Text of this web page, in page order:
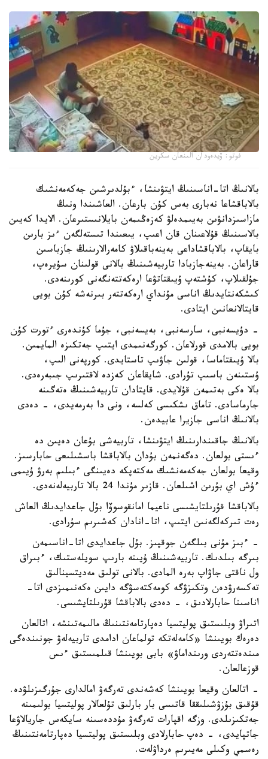
فوتو: ۆيدەودان الىنعان سكرين
بالانىڭ اتا-اناسىنىڭ ايتۋىنشا، ءبۇلدىرشىن جەكەمەنشىك
بالاباقشاعا نەبارى بەس كۇن بارعان. العاشىندا ونىڭ
مازاسىزدانۋىن بەيىمدەلۋ كەزەڭىمەن بايلانىستىرعان. الايدا كەيىن
بالاسىنىڭ قۇلاعىنان قان اعىپ، يىعىندا تىستەلگەن ءىز بارىن
بايقاپ، بالاباقشاداعى بەينەباقىلاۋ كامەرالارىنىڭ جازباسىن
قاراعان. بەينەجازبادا تاربيەشىنىڭ بالانى قولىنان سۇيرەپ،
جۇلقىلاپ، كۇشتەپ ۇيىقتاتۋعا ارەكەتتەنگەنى كورىنەدى.
كىشكەنتايدىڭ اناسى مۇنداي ارەكەتتەر بىرنەشە كۇن بويى
قايتالانعانىن ايتادى.
- دۇيسەنبى، سارسەنبى، بەيسەنبى، جۇما كۇندەرى ءتورت كۇن
بويى بالامدى قورلاعان. كورگەنىمدى ايتىپ جەتكىزە المايمىن.
بالا ۇيىقتاماسا، قولىن جاۋىپ تاستايدى. كورپەنى الىپ،
ۇستىنەن باسىپ تۇرادى. شايقاعان كەزدە لاقتىرىپ جىبەرەدى.
بالا ەكى بەتىمەن قۇلايدى. قايتادان تاربيەشىنىڭ ەتەگىنە
جارماسادى. تاماق ىشكىسى كەلسە، ونى دا بەرمەيدى، - دەدى
بالانىڭ اناسى جازيرا عابيدەن.
بالانىڭ جاقىندارىنىڭ ايتۋىنشا، تاربيەشى بۇعان دەيىن دە
ءىستى بولعان. دەگەنمەن بۇدان بالاباقشا باسشىلىعى حابارسىز.
وقيعا بولعان جەكەمەنشىك مەكتەپكە دەيىنگى ءبىلىم بەرۋ ۇيىمى
ءۇش اي بۇرىن اشىلعان. قازىر مۇندا 24 بالا تاربيەلەنەدى.
بالاباقشا قۇرىلتايشىسى ناعيما امانقوسوۆا بۇل جاعدايدىڭ العاش
رەت تىركەلگەنىن ايتىپ، اتا-انادان كەشىرىم سۇرادى.
- ءبىز مۇنى بىلگەن جوقپىز. بۇل جاعدايدى اتا-اناسىمەن
بىرگە بىلدىك. تاربيەشىنىڭ ۇيىنە بارىپ سويلەستىك، ءبىراق
ول ناقتى جاۋاپ بەرە المادى. بالانى تولىق مەديتسينالىق
تەكسەرۋدەن وتكىزۋگە كومەكتەسۋگە دايىن ەكەنىمىزدى اتا-
اناسىنا حابارلادىق، - دەدى بالاباقشا قۇرىلتايشىسى.
اتىراۋ وبلىستىق پوليتسيا دەپارتامەنتىنىڭ مالىمەتىنشە، اتالعان
دەرەك بويىنشا «كامەلەتكە تولماعان ادامدى تاربيەلەۋ جونىندەگى
مىندەتتەردى ورىنداماۋ» بابى بويىنشا قىلمىستىق ءىس
قوزعالعان.
- اتالعان وقيعا بويىنشا كەشەندى تەرگەۋ امالدارى جۇرگىزىلۋدە.
قۇقىق بۇزۋشىلىققا قاتىسى بار بارلىق تۇلعالار پوليتسيا بولىمىنە
جەتكىزىلدى. وزگە اقپارات تەرگەۋ مۇددەسىنە سايكەس جاريالاۋعا
جاتپايدى، - دەپ حابارلادى وبلىستىق پوليتسيا دەپارتامەنتىنىڭ
رەسمي وكىلى مەيىرىم ەرداۋلەت.